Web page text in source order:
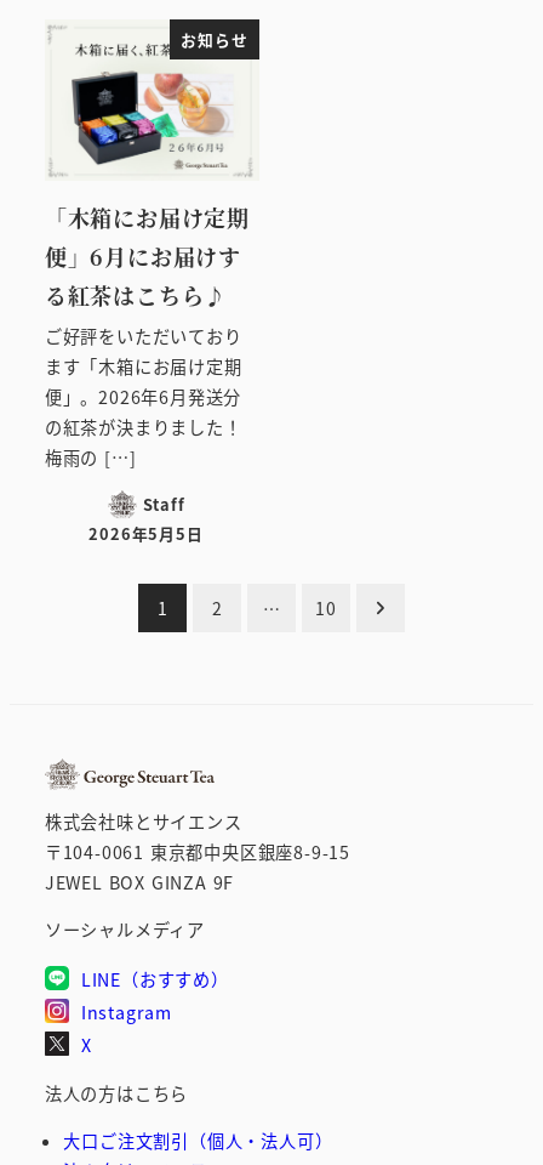
お知らせ
「木箱にお届け定期
便」6月にお届けす
る紅茶はこちら♪
ご好評をいただいており
ます「木箱にお届け定期
便」。2026年6月発送分
の紅茶が決まりました！
梅雨の […]
Staff
投稿日
2026年5月5日
ペ
ー
ジ
り
1 2 … 10
株式会社味とサイエンス
〒104-0061 東京都中央区銀座8-9-15
JEWEL BOX GINZA 9F
ソーシャルメディア
LINE（おすすめ）
Instagram
X
法人の方はこちら
大口ご注文割引（個人・法人可）